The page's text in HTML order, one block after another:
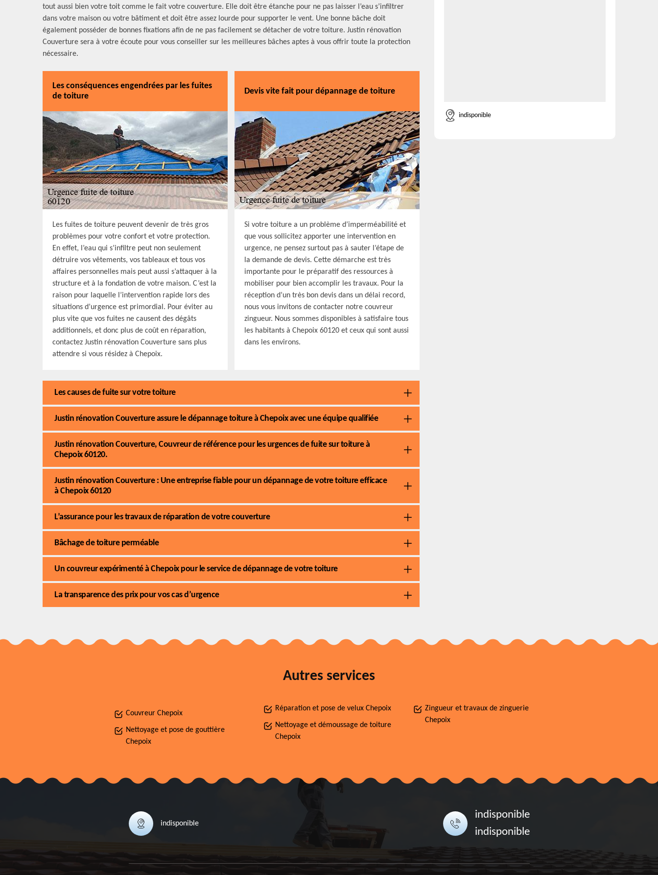
tout aussi bien votre toit comme le fait votre couverture. Elle doit être étanche pour ne pas laisser l’eau s’infiltrer
dans votre maison ou votre bâtiment et doit être assez lourde pour supporter le vent. Une bonne bâche doit
également posséder de bonnes fixations afin de ne pas facilement se détacher de votre toiture. Justin rénovation
Couverture sera à votre écoute pour vous conseiller sur les meilleures bâches aptes à vous offrir toute la protection
nécessaire.
Les conséquences engendrées par les fuites
de toiture
Les fuites de toiture peuvent devenir de très gros
problèmes pour votre confort et votre protection.
En effet, l’eau qui s’infiltre peut non seulement
détruire vos vêtements, vos tableaux et tous vos
affaires personnelles mais peut aussi s’attaquer à la
structure et à la fondation de votre maison. C’est la
raison pour laquelle l’intervention rapide lors des
situations d’urgence est primordial. Pour éviter au
plus vite que vos fuites ne causent des dégâts
additionnels, et donc plus de coût en réparation,
contactez Justin rénovation Couverture sans plus
attendre si vous résidez à Chepoix.
Devis vite fait pour dépannage de toiture
Si votre toiture a un problème d’imperméabilité et
que vous sollicitez apporter une intervention en
urgence, ne pensez surtout pas à sauter l’étape de
la demande de devis. Cette démarche est très
importante pour le préparatif des ressources à
mobiliser pour bien accomplir les travaux. Pour la
réception d’un très bon devis dans un délai record,
nous vous invitons de contacter notre couvreur
zingueur. Nous sommes disponibles à satisfaire tous
les habitants à Chepoix 60120 et ceux qui sont aussi
dans les environs.
Les causes de fuite sur votre toiture
Justin rénovation Couverture assure le dépannage toiture à Chepoix avec une équipe qualifiée
Justin rénovation Couverture, Couvreur de référence pour les urgences de fuite sur toiture à
Chepoix 60120.
Justin rénovation Couverture : Une entreprise fiable pour un dépannage de votre toiture efficace
à Chepoix 60120
L’assurance pour les travaux de réparation de votre couverture
Bâchage de toiture perméable
Un couvreur expérimenté à Chepoix pour le service de dépannage de votre toiture
La transparence des prix pour vos cas d’urgence
indisponible
Autres services
Couvreur Chepoix
Nettoyage et pose de gouttière
Chepoix
Réparation et pose de velux Chepoix
Nettoyage et démoussage de toiture
Chepoix
Zingueur et travaux de zinguerie
Chepoix
indisponible
indisponible
indisponible